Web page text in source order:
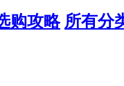
购攻略 所有分